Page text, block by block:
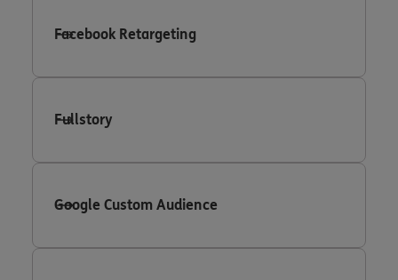
Facebook Retargeting
Fullstory
Google Custom Audience